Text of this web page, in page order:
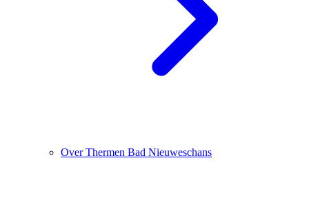
Over Thermen Bad Nieuweschans